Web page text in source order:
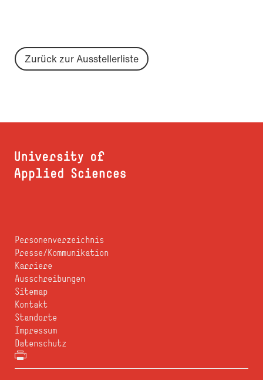
Zurück zur Ausstellerliste
Personenverzeichnis
Presse/Kommunikation
Karriere
Ausschreibungen
Sitemap
Kontakt
Standorte
Impressum
Datenschutz